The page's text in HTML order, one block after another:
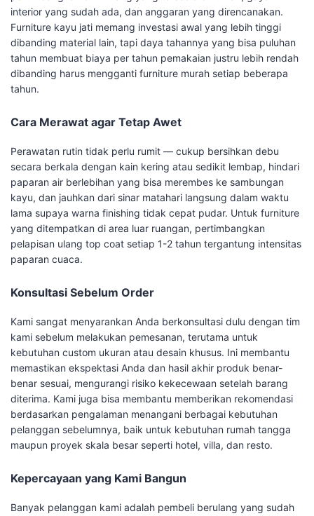
interior yang sudah ada, dan anggaran yang direncanakan.
Furniture kayu jati memang investasi awal yang lebih tinggi
dibanding material lain, tapi daya tahannya yang bisa puluhan
tahun membuat biaya per tahun pemakaian justru lebih rendah
dibanding harus mengganti furniture murah setiap beberapa
tahun.
Cara Merawat agar Tetap Awet
Perawatan rutin tidak perlu rumit — cukup bersihkan debu
secara berkala dengan kain kering atau sedikit lembap, hindari
paparan air berlebihan yang bisa merembes ke sambungan
kayu, dan jauhkan dari sinar matahari langsung dalam waktu
lama supaya warna finishing tidak cepat pudar. Untuk furniture
yang ditempatkan di area luar ruangan, pertimbangkan
pelapisan ulang top coat setiap 1-2 tahun tergantung intensitas
paparan cuaca.
Konsultasi Sebelum Order
Kami sangat menyarankan Anda berkonsultasi dulu dengan tim
kami sebelum melakukan pemesanan, terutama untuk
kebutuhan custom ukuran atau desain khusus. Ini membantu
memastikan ekspektasi Anda dan hasil akhir produk benar-
benar sesuai, mengurangi risiko kekecewaan setelah barang
diterima. Kami juga bisa membantu memberikan rekomendasi
berdasarkan pengalaman menangani berbagai kebutuhan
pelanggan sebelumnya, baik untuk kebutuhan rumah tangga
maupun proyek skala besar seperti hotel, villa, dan resto.
Kepercayaan yang Kami Bangun
Banyak pelanggan kami adalah pembeli berulang yang sudah